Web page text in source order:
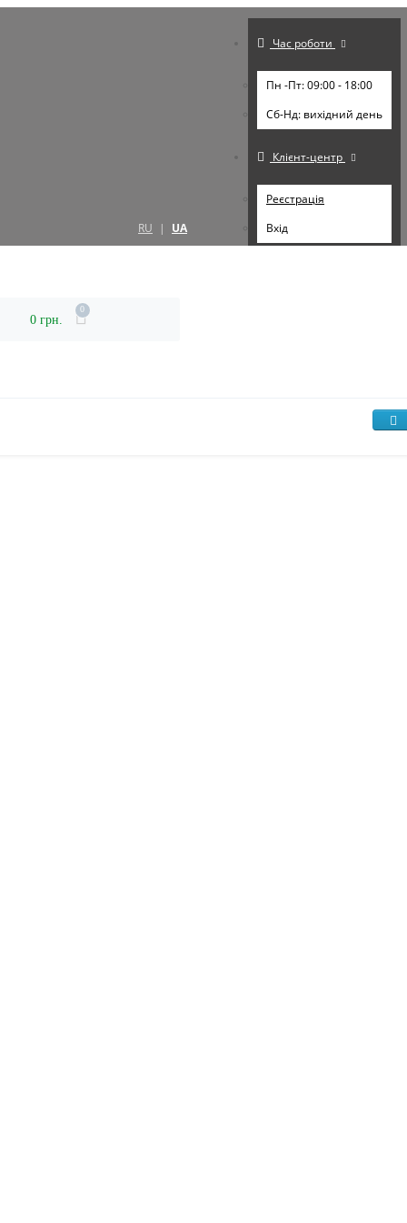
RU | UA
Час роботи
Пн -Пт: 09:00 - 18:00
Cб-Нд: вихідний день
Клієнт-центр
Реєстрація
Вхід
0 грн.
0